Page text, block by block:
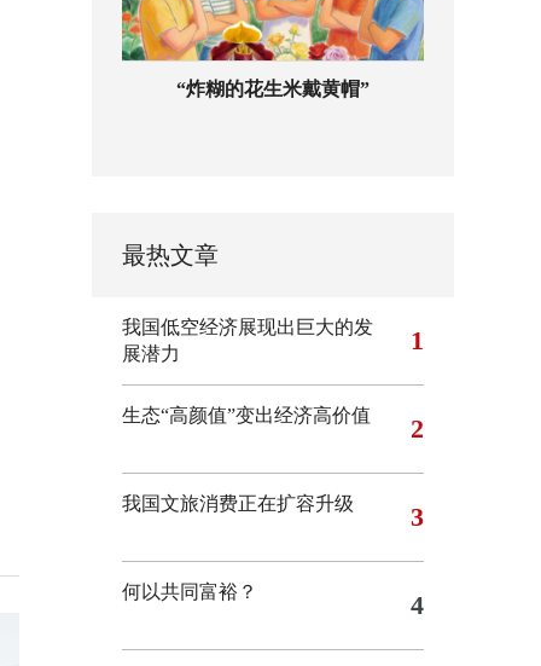
“炸糊的花生米戴黄帽”
最热文章
我国低空经济展现出巨大的发
展潜力
1
生态“高颜值”变出经济高价值 2
我国文旅消费正在扩容升级 3
何以共同富裕？ 4